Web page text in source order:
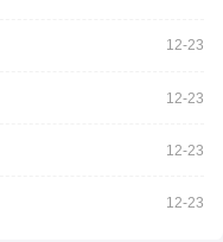
12-23
12-23
12-23
12-23